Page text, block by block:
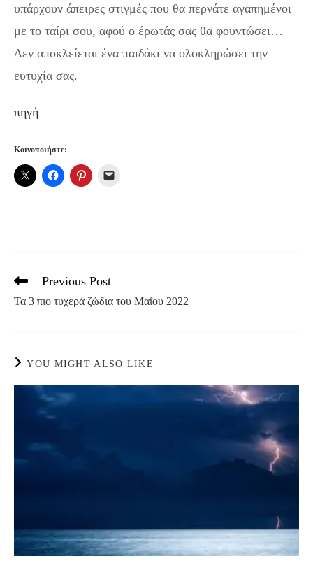
υπάρχουν άπειρες στιγμές που θα περνάτε αγαπημένοι
με το ταίρι σου, αφού ο έρωτάς σας θα φουντώσει…
Δεν αποκλείεται ένα παιδάκι να ολοκληρώσει την
ευτυχία σας.
πηγή
Κοινοποιήστε:
Read
articles
Previous Post
Τα 3 πιο τυχερά ζώδια του Μαΐου 2022
YOU MIGHT ALSO LIKE